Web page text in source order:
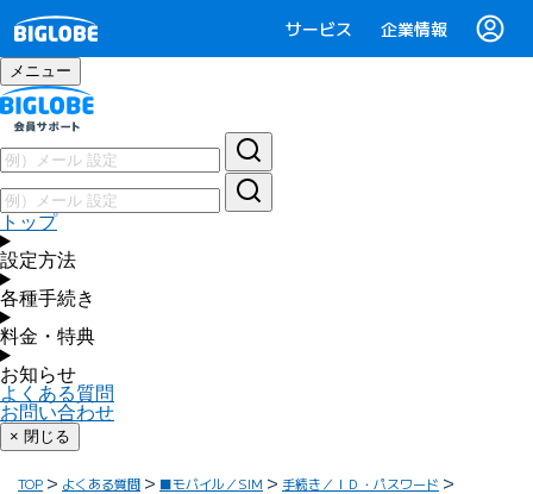
サービス 企業情報
メニュー
トップ
設定方法
各種手続き
料金・特典
お知らせ
よくある質問
お問い合わせ
× 閉じる
TOP よくある質問 ■モバイル／SIM
手続き／ＩＤ・パスワード